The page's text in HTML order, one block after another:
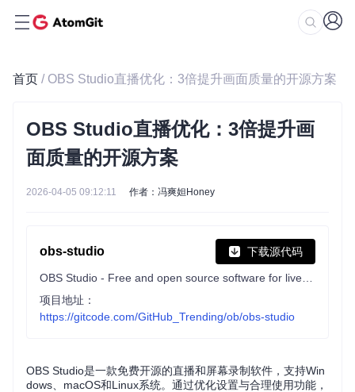
首页 / OBS Studio直播优化：3倍提升画面质量的开源方案
OBS Studio直播优化：3倍提升画
面质量的开源方案
2026-04-05 09:12:11 作者：冯爽妲Honey
obs-studio 下载源代码
项目地址：
https://gitcode.com/GitHub_Trending/ob/obs-studio
OBS Studio是一款免费开源的直播和屏幕录制软件，支持Win
dows、macOS和Linux系统。通过优化设置与合理使用功能，